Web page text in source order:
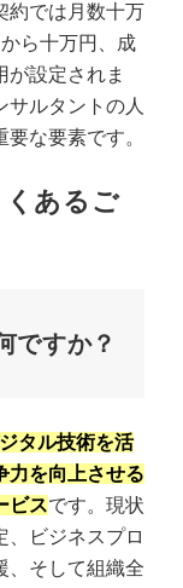
約では月数十万
ら十万円、成
が設定されま
サルタントの人
な要素です。
あるご
ですか？
タル技術を活
力を向上させる
ビスです。現状
、ビジネスプロ
、そして組織全